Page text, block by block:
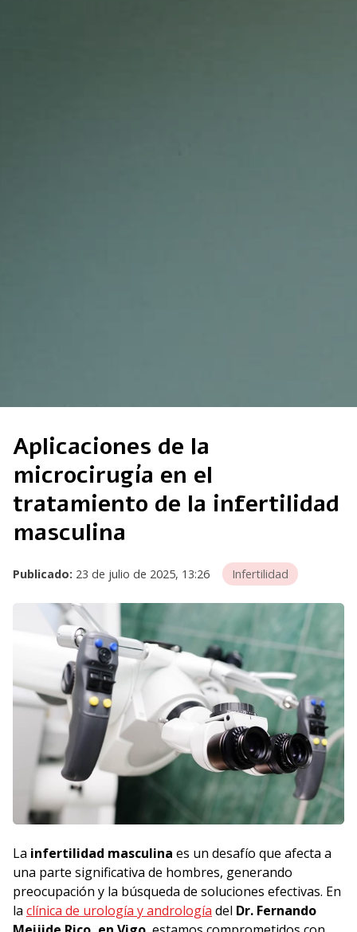
Aplicaciones de la
microcirugía en el
tratamiento de la infertilidad
masculina
Publicado: 23 de julio de 2025, 13:26 Infertilidad
La infertilidad masculina es un desafío que afecta a
una parte significativa de hombres, generando
preocupación y la búsqueda de soluciones efectivas. En
la clínica de urología y andrología del Dr. Fernando